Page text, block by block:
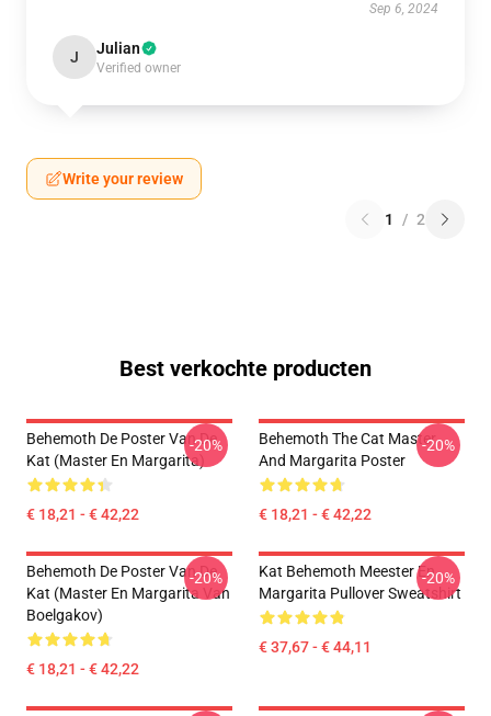
Sep 6, 2024
J Julian
Verified owner
Write your review
1 / 2
Best verkochte producten
Behemoth De Poster Van De
Kat (Master En Margarita)
€ 18,21 - € 42,22
-20%
Behemoth The Cat Master
And Margarita Poster
€ 18,21 - € 42,22
-20%
Behemoth De Poster Van De
Kat (Master En Margarita Van
Boelgakov)
€ 18,21 - € 42,22
-20%
Kat Behemoth Meester En
Margarita Pullover Sweatshirt
€ 37,67 - € 44,11
-20%